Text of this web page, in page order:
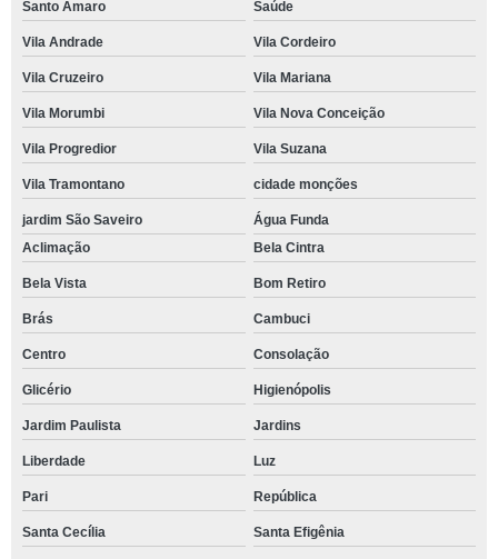
Santo Amaro Saúde
Vila Andrade Vila Cordeiro
Vila Cruzeiro Vila Mariana
Vila Morumbi Vila Nova Conceição
Vila Progredior Vila Suzana
Vila Tramontano cidade monções
jardim São Saveiro
Água Funda
Aclimação
Bela Cintra
Bela Vista Bom Retiro
Brás Cambuci
Centro Consolação
Glicério Higienópolis
Jardim Paulista Jardins
Liberdade Luz
Pari República
Santa Cecília Santa Efigênia